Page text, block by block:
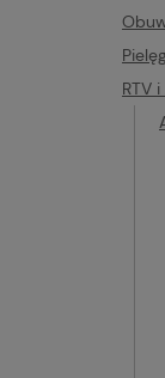
RTV